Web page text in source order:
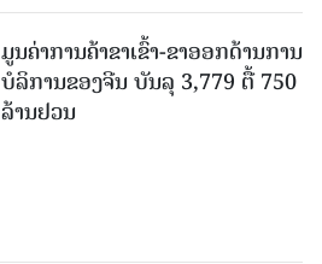
ມູນຄ່າການຄ້າຂາເຂົ້າ-ຂາອອກດ້ານການ
ບໍລິການຂອງຈີນ ບັນລຸ 3,779 ຕື້ 750
ລ້ານຢວນ